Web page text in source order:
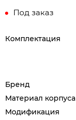
Под заказ
Комплектация
Бренд
Материал корпуса
Модификация